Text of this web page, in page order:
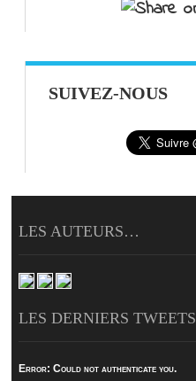
SUIVEZ-NOUS
LES AUTEURS…
LES DERNIERS TWEETS
Error: Could not authenticate you.